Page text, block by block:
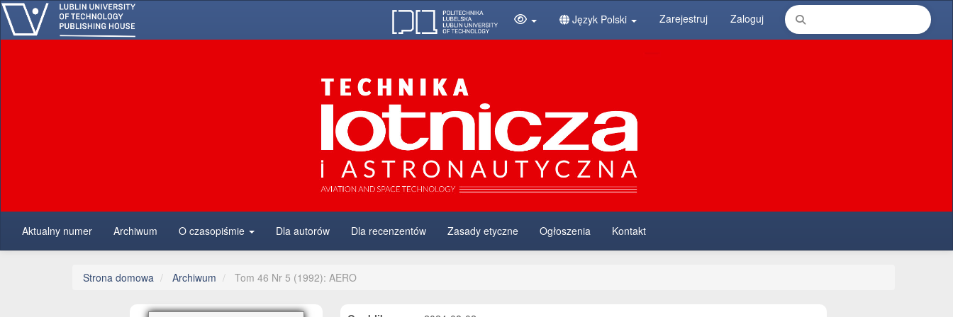
##plugins.themes.bootstrap3.accessible_menu.main_navigation##
##plugins.themes.bootstrap3.accessible_menu.main_content##
##plugins.themes.bootstrap3.accessible_menu.sidebar##
Język Polski Zarejestruj Zaloguj
Aktualny numer Archiwum O czasopiśmie Dla autorów Dla recenzentów Zasady etyczne Ogłoszenia Kontakt
Strona domowa Archiwum Tom 46 Nr 5 (1992): AERO